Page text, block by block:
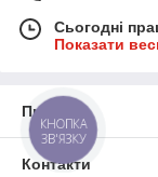
Сьогодні
Показати
Про нас
Контакти
КНОПКА
ЗВ'ЯЗКУ